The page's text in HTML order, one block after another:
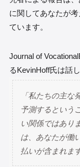
に関してあなたが
ています。
Journal of
るKevinHoff氏は話し
「私たちの主
予測するという
い関係ではあり
は、あなたが働
払いが含まれま